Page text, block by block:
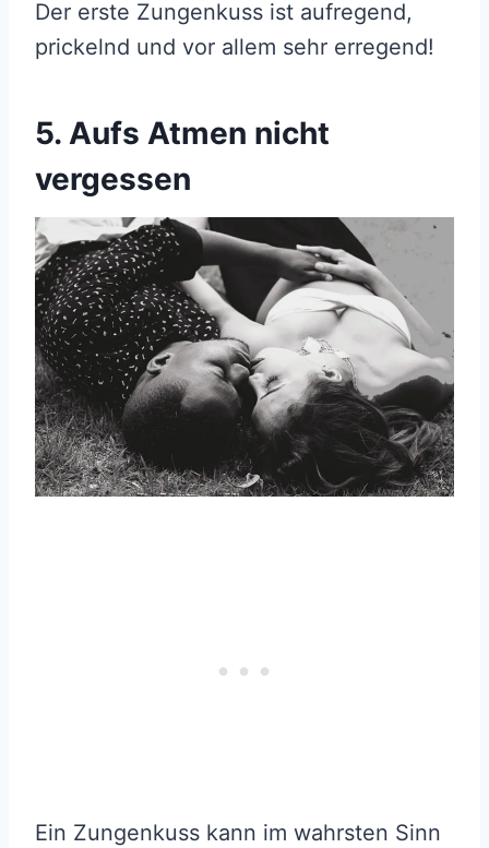
Der erste Zungenkuss ist aufregend,
prickelnd und vor allem sehr erregend!
5. Aufs Atmen nicht
vergessen
Ein Zungenkuss kann im wahrsten Sinn